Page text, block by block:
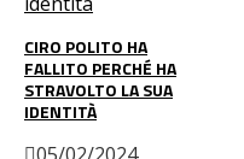
CIRO POLITO HA
FALLITO PERCHÉ HA
STRAVOLTO LA SUA
IDENTITÀ
05/02/2024